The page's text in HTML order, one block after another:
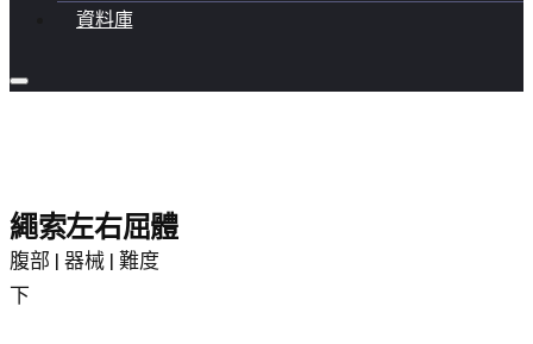
資料庫
繩索左右屈體
腹部 | 器械 | 難度
下